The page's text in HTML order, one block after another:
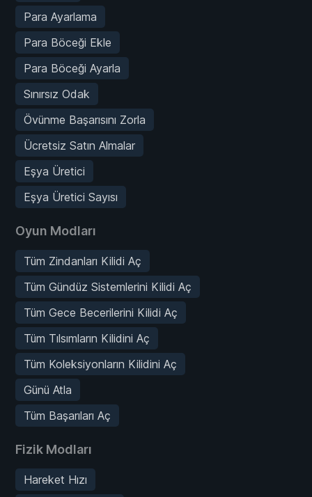
Para Ayarlama
Para Böceği Ekle
Para Böceği Ayarla
Sınırsız Odak
Övünme Başarısını Zorla
Ücretsiz Satın Almalar
Eşya Üretici
Eşya Üretici Sayısı
Oyun Modları
Tüm Zindanları Kilidi Aç
Tüm Gündüz Sistemlerini Kilidi Aç
Tüm Gece Becerilerini Kilidi Aç
Tüm Tılsımların Kilidini Aç
Tüm Koleksiyonların Kilidini Aç
Günü Atla
Tüm Başarıları Aç
Fizik Modları
Hareket Hızı